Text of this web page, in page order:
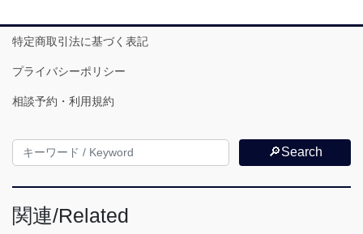
特定商取引法に基づく表記
プライバシーポリシー
相談予約・利用規約
🔎Search
関連/Related